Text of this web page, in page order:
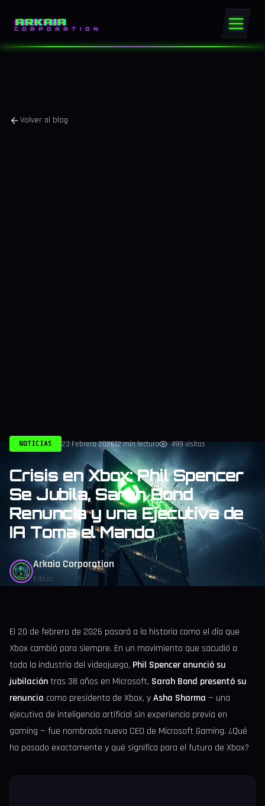
ARKAIA
CORPORATION
Volver al blog
NOTICIAS 23 Febrero 202612 min lectura 499 visitas
Crisis en Xbox: Phil Spencer
Se Jubila, Sarah Bond
Renuncia y una Ejecutiva de
IA Toma el Mando
Arkaia Corporation
Editor
El 20 de febrero de 2026 pasará a la historia como el día que
Xbox cambió para siempre. En un movimiento que sacudió a
toda la industria del videojuego, Phil Spencer anunció su
jubilacióntras 38 años en Microsoft, Sarah Bond presentó su
renuncia como presidenta de Xbox, yAsha Sharma — una
ejecutiva de inteligencia artificial sin experiencia previa en
gaming — fue nombrada nueva CEO de Microsoft Gaming. ¿Qué
ha pasado exactamente y qué significa para el futuro de Xbox?